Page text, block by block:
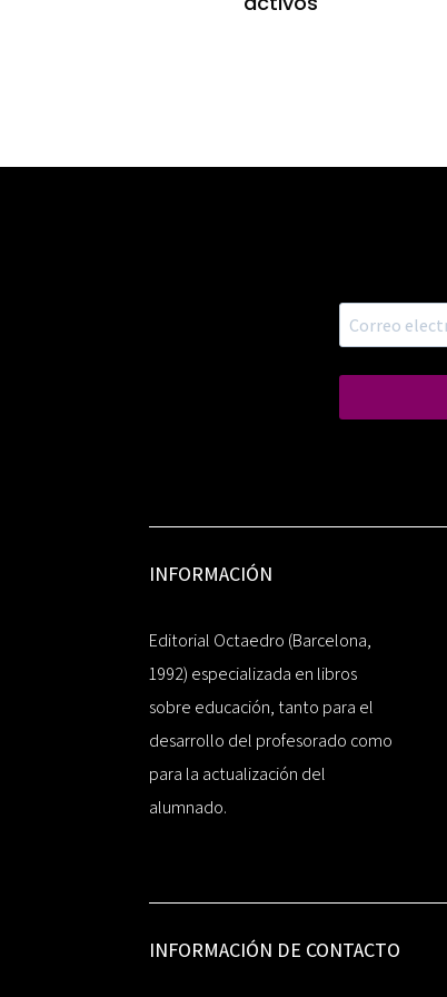
INFORMACIÓN
Editorial Octaedro (Barcelona,
1992) especializada en libros
sobre educación, tanto para el
desarrollo del profesorado como
para la actualización del
alumnado.
INFORMACIÓN DE CONTACTO